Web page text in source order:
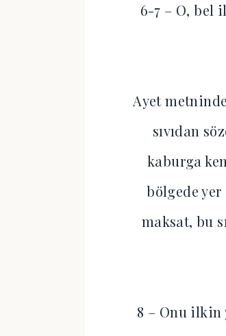
6-7 – O, bel
Ayet
sıvıdan
kaburga
bölgede
maksat, bu
8 – Onu